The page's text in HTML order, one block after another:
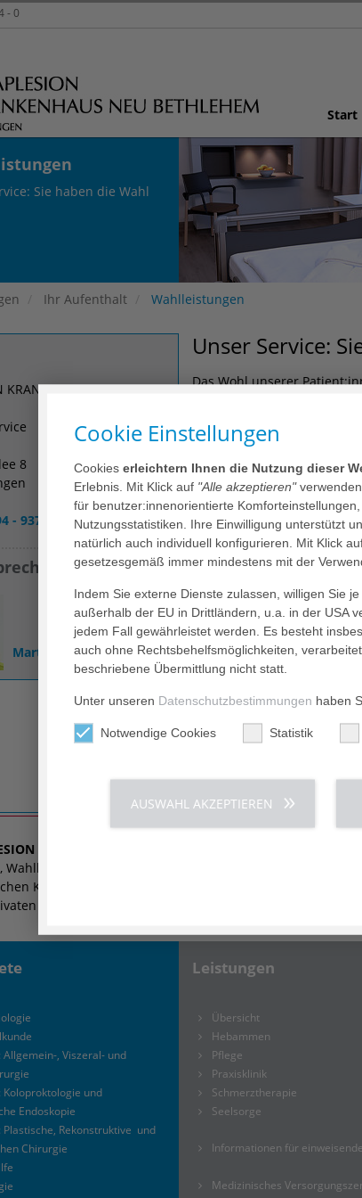
- 0
Start
Sie haben die Wahl
Ihr Aufenthalt Wahlleistungen
KRANKENHAUS NEU
8
- 937
Martina Olfermann-Baizert
Unser Service:
Das Wohl unserer
Anspannung verbunden.
Hier sorgt die hochwertige
die Ihnen Ruhe und Platz
Snacks und eine Vielzahl
Aufenthaltes.
Lassen Sie sich von
Die Kosten für ein Einbett-
Die Kosten für ein
Wenn Sie eine
Kosten von Ihrer
nehmen.
KRANKENHAUS NEU BETHLEHEM
Wahlleistungen in Anspruch zu nehmen.
Kosten werden in der Regel vollständig übernommen –
Krankenversicherung oder Zusatzversicherung.
, Viszeral- und
Koloproktologie und
Endoskopie
Rekonstruktive und
Chirurgie
Leistungen
Übersicht
Hebammen
Pflege
Praxisklinik
Schmerztherapie
Seelsorge
Informationen für
Medizinisches
Cookie Einstellungen
Cookies erleichtern Ihnen die Nutzung dieser
Erlebnis. Mit Klick auf "Alle akzeptieren"
für benutzer:innenorientierte
Nutzungsstatistiken. Ihre Einwilligung unterstützt
natürlich auch individuell konfigurieren. Mit Klick
gesetzesgemäß immer mindestens mit der
Indem Sie externe Dienste zulassen, willigen Sie
außerhalb der EU in Drittländern, u.a. in der USA
jedem Fall gewährleistet werden. Es besteht
auch ohne Rechtsbehelfsmöglichkeiten,
beschriebene Übermittlung nicht statt.
Unter unseren Datenschutzbestimmungen haben
Notwendige Cookies Statistik
AUSWAHL AKZEPTIEREN